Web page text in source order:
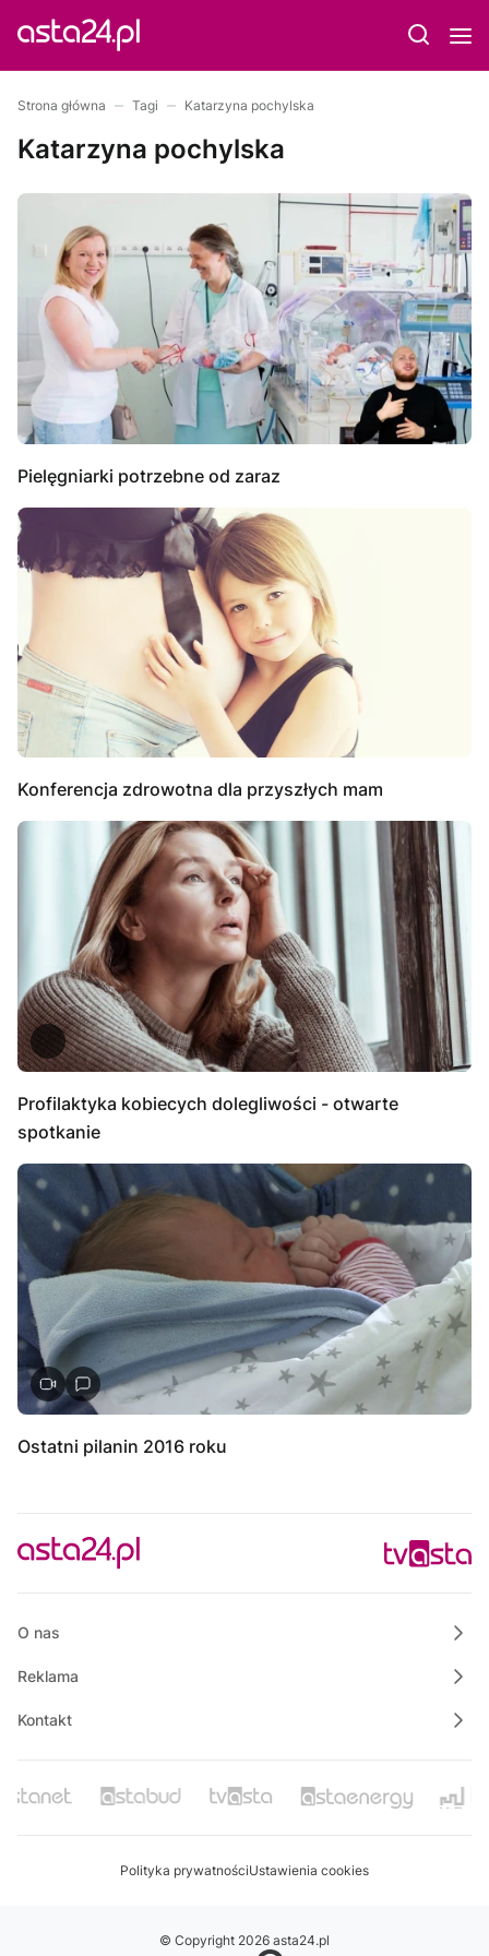
Strona główna Tagi Katarzyna pochylska
Katarzyna pochylska
Pielęgniarki potrzebne od zaraz
Konferencja zdrowotna dla przyszłych mam
Profilaktyka kobiecych dolegliwości - otwarte
spotkanie
Ostatni pilanin 2016 roku
O nas
Reklama
Kontakt
Polityka prywatnościUstawienia cookies
© Copyright 2026 asta24.pl